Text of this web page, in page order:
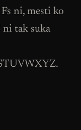
ni, mesti ko
ni tak suka